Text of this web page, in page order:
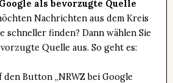
als bevorzugte Quelle
Nachrichten aus dem Kreis
schneller finden? Dann wählen Sie
Quelle aus. So geht es:
den Button „NRWZ bei Google